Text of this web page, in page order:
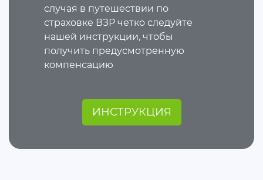
случая в путешествии по
страховке ВЗР четко следуйте
нашей инструкции, чтобы
получить предусмотренную
компенсацию
ИНСТРУКЦИЯ